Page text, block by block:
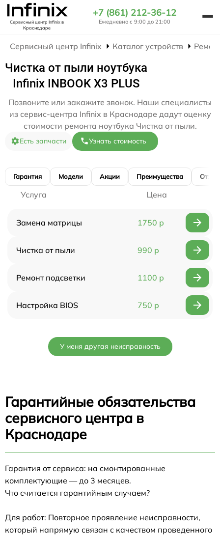
Сервисный центр Infinixв
Краснодаре
+7 (861) 212-36-12
Ежедневно с 9:00 до 21:00
Сервисный центр Infinix Каталог устройств
Чистка от пыли ноутбука
Infinix INBOOK X3 PLUS
Позвоните или закажите звонок. Наши специалисты
из сервис-центра Infinix в Краснодаре дадут оценку
стоимости ремонта ноутбука Чистка от пыли.
Есть запчасти Узнать стоимость
Гарантия Модели Акции Преимущества
Услуга Цена
Замена матрицы 1750 р
Чистка от пыли 990 р
Ремонт подсветки 1100 р
Настройка BIOS 750 р
У меня другая неисправность
Гарантийные обязательства
сервисного центра в
Краснодаре
Гарантия от сервиса: на смонтированные
комплектующие — до 3 месяцев.
Что считается гарантийным случаем?
Для работ: Повторное проявление неисправности,
который напрямую связан с качеством проведенного